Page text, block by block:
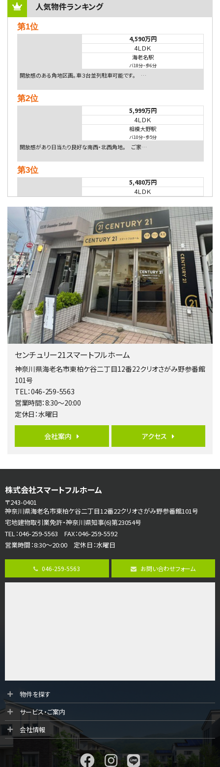
人気物件ランキング
第1位
4,590万円
4ＬＤＫ
海老名駅
バ18分・歩6分
開放感のある角地区画。車３台並列駐車可能です。 …
第2位
5,999万円
4ＬＤＫ
相模大野駅
バ10分・歩5分
開放感があり日当たり良好な南西・北西角地。 ご家…
第3位
5,480万円
4ＬＤＫ
バ9分・歩4分
２０１５年６月築、積水ハウス施工住宅です。 南東…
第4位
4,080万円
4ＬＤＫ
淵野辺駅
歩17分
南側道路に面しており日当たり良好。 キッチンから…
第5位
3,680万円
4ＬＤＫ
橋本駅
第6位
歩17分
ご家族が集まるLDKは１７．５帖とゆとりある広さ…
3,680万円
リビングダイニング部分の床暖房完備 車並列2台駐…
第8位
古淵駅
バ12分・歩4分
並列２台駐車可。１階はリビングと水まわりをまとめ…
長後駅
全棟ＬＤＫは16帖の4ＬＤＫ！食器洗い乾燥機や浴…
センチュリー21スマートフルホーム
神奈川県海老名市東柏ケ谷二丁目12番22クリオさがみ野参番館
101号
TEL：046-259-5563
営業時間：8:30～20:00
定休日：水曜日
会社案内 アクセス
株式会社スマートフルホーム
〒243-0401
神奈川県海老名市東柏ケ谷二丁目12番22クリオさがみ野参番館101号
宅地建物取引業免許・神奈川県知事(6)第23054号
TEL：046-259-5563 FAX：046-259-5592
営業時間：8:30～20:00 定休日：水曜日
046-259-5563 お問い合わせフォーム
物件を探す
サービス・ご案内
会社情報